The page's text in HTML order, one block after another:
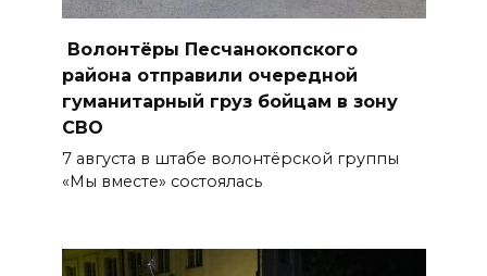
Островского
08 августа 2026 15:59
Сносить нельзя, сохранять
спасают доходный дом
Волонтёры Песчанокопского
района отправили очередной
гуманитарный груз бойцам в зону
СВО
7 августа в штабе волонтёрской группы
«Мы вместе» состоялась